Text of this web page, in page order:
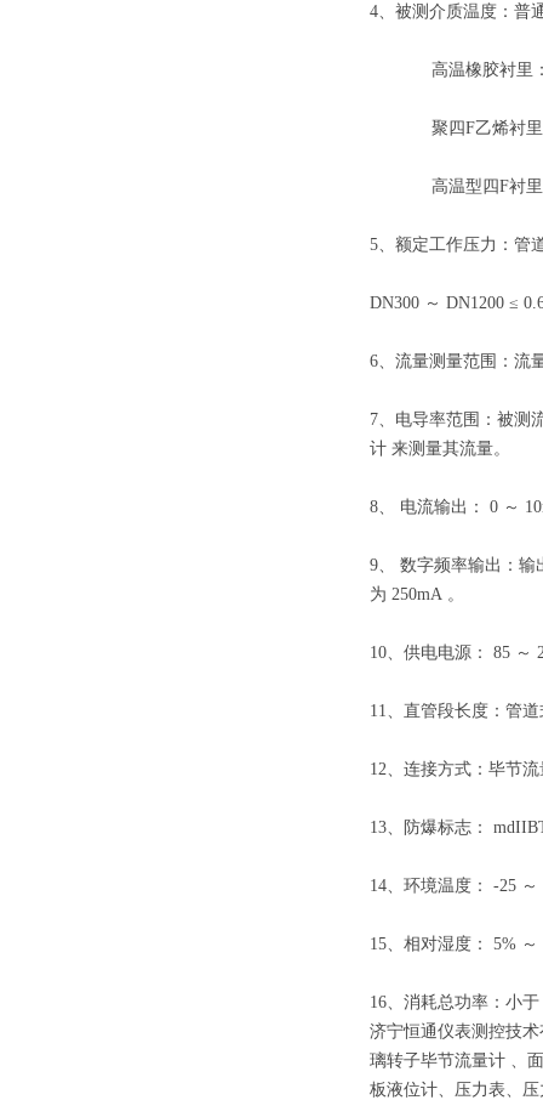
4、 被测介质温度：普
高温橡胶衬里
聚四F乙烯衬
高温型四F衬
5、 额定工作压力：管
DN300 ～ DN1200 ≤
6、 流量测量范围：流
7、 电导率范围：被测
计 来测量其流量。
8、 电流输出： 0 ～
9、
数字频率输出：
为 250mA 。
10、 供电电源： 85 ～
11、 直管段长度：管
12、 连接方式： 毕节流
13、 防爆标志：
14、 环境温度： -25 ～
15、 相对湿度： 5% ～
16、 消耗总功率：小于
济宁恒通仪表测控技
璃转子毕节流量计 、
板液位计、压力表、